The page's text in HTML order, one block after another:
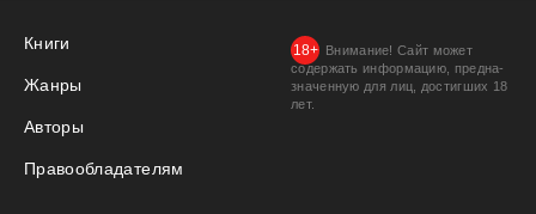
Книги
Жанры
Авторы
Правообладателям
Внимание! Сайт может
содержать информацию, предна­
значенную для лиц, дости­гших 18
лет.